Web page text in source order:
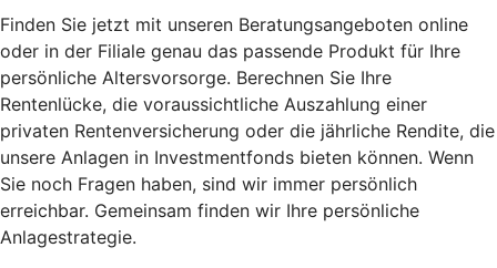
Finden Sie jetzt mit unseren Beratungsangeboten online
oder in der Filiale genau das passende Produkt für Ihre
persönliche Altersvorsorge. Berechnen Sie Ihre
Rentenlücke, die voraussichtliche Auszahlung einer
privaten Rentenversicherung oder die jährliche Rendite, die
unsere Anlagen in Investmentfonds bieten können. Wenn
Sie noch Fragen haben, sind wir immer persönlich
erreichbar. Gemeinsam finden wir Ihre persönliche
Anlagestrategie.